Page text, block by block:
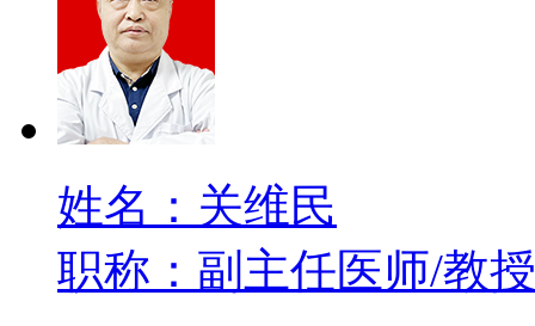
姓名：关维民
职称：副主任医师/教授